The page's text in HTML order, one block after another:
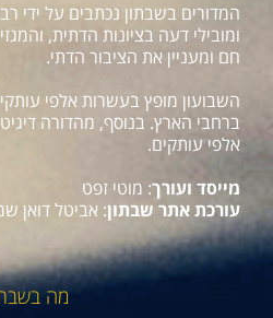
המדורים בשבתון נכתבים על ידי
ומובילי דעה בציונות הדתית,
חם ומעניין את הציבור הדתי.
ברחבי הארץ. בנוסף, מהדורה
אלפי עותקים.
מייסד ועורך: מוטי זפט
עורכת אתר שבתון: אביטל דואן
מה